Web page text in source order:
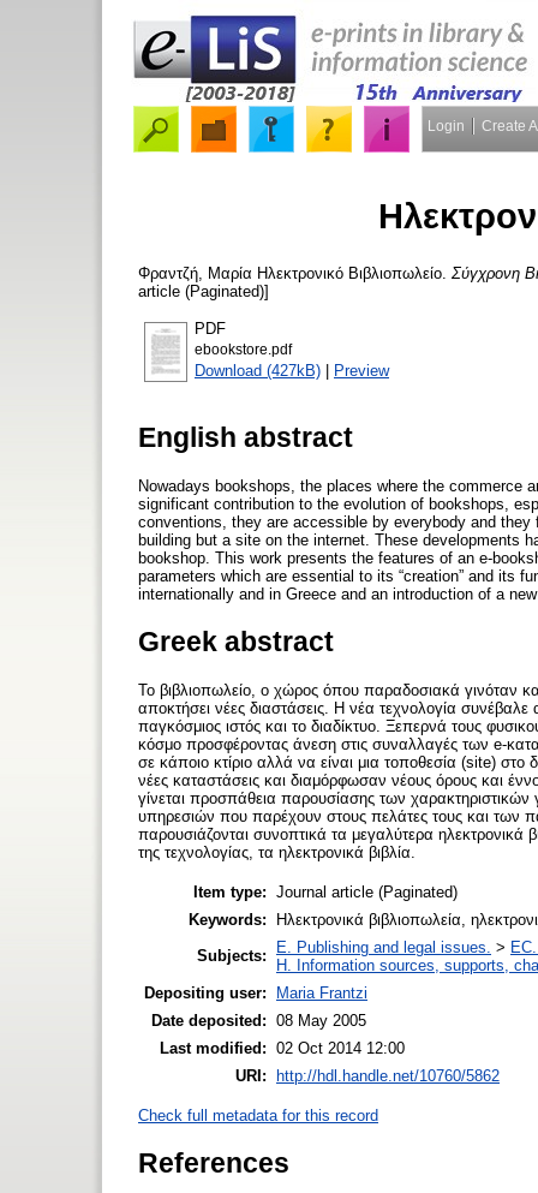
Login Create
Φραντζή, Μαρία Ηλεκτρονικό Βιβλιοπωλείο. Σύγχρονη
article (Paginated)]
PDF
ebookstore.pdf
Download (427kB) | Preview
English abstract
Nowadays bookshops, the places where the commerce
significant contribution to the evolution of bookshops,
conventions, they are accessible by everybody and
building but a site on the internet. These developments
bookshop. This work presents the features of an e-
parameters which are essential to its “creation” and its
internationally and in Greece and an introduction of a
Greek abstract
Το βιβλιοπωλείο, ο χώρος όπου παραδοσιακά γινόταν
αποκτήσει νέες διαστάσεις. Η νέα τεχνολογία συνέβαλε
παγκόσμιος ιστός και το διαδίκτυο. Ξεπερνά τους
κόσμο προσφέροντας άνεση στις συναλλαγές των e-
σε κάποιο κτίριο αλλά να είναι μια τοποθεσία (site) στο
νέες καταστάσεις και διαμόρφωσαν νέους όρους και
γίνεται προσπάθεια παρουσίασης των
υπηρεσιών που παρέχουν στους πελάτες τους και των
παρουσιάζονται συνοπτικά τα μεγαλύτερα
της τεχνολογίας, τα ηλεκτρονικά βιβλία.
Item type: Journal article (Paginated)
Keywords:
Ηλεκτρονικά βιβλιοπωλεία,
Subjects:
E. Publishing and legal issues. >
H. Information sources, supports,
Depositing user:
Maria Frantzi
Date deposited: 08 May 2005
Last modified: 02 Oct 2014 12:00
URI:
http://hdl.handle.net/10760/5862
Check full metadata for this record
References